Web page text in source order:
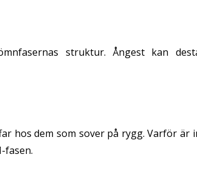
struktur. Ångest kan
hos dem som sover på rygg. Varför är
fasen.